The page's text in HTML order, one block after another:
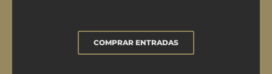
COMPRAR ENTRADAS